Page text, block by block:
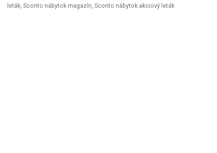
leták, Sconto nábytok magazín, Sconto nábytok akciový leták